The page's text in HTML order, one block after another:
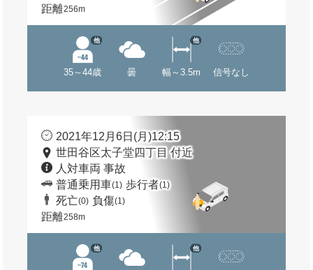
距離256m
35～44歳
他
曇 幅～3.5m
他
信号なし
2021年12月6日(月)12:15
世田谷区太子堂四丁目 付近
人対車両 事故
普通乗用車(1) 歩行者(1)
死亡(0) 負傷(1)
距離258m
他 他